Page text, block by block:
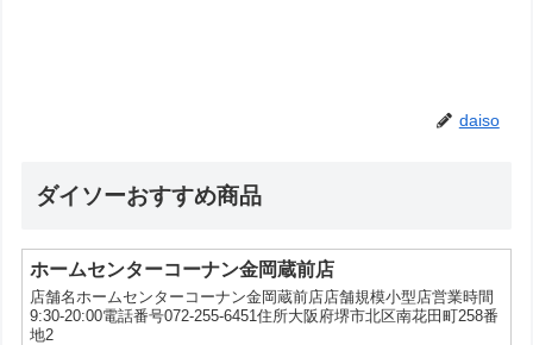
daiso
ダイソーおすすめ商品
ホームセンターコーナン金岡蔵前店
店舗名ホームセンターコーナン金岡蔵前店店舗規模小型店営業時間
9:30-20:00電話番号072-255-6451住所大阪府堺市北区南花田町258番
地2